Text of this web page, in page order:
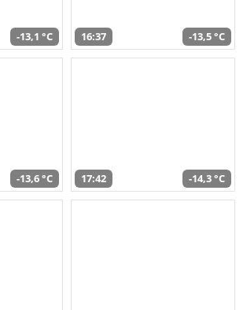
-13,1 °C 16:37 -13,5 °C
-13,6 °C 17:42 -14,3 °C